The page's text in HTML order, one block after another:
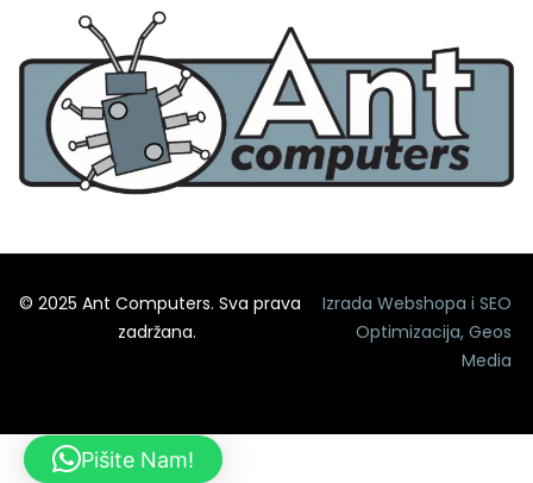
© 2025 Ant Computers. Sva prava
zadržana.
Izrada Webshopa iSEO
Optimizacija,Geos
Media
Pišite Nam!